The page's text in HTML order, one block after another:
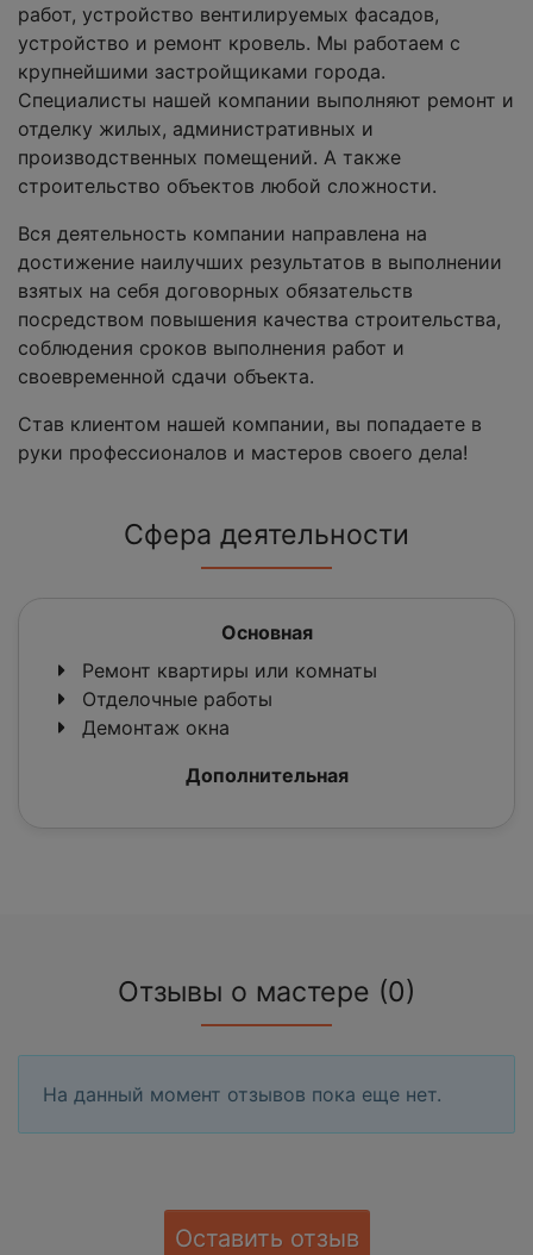
работ, устройство вентилируемых фасадов,
устройство и ремонт кровель. Мы работаем с
крупнейшими застройщиками города.
Специалисты нашей компании выполняют ремонт и
отделку жилых, административных и
производственных помещений. А также
строительство объектов любой сложности.
Вся деятельность компании направлена на
достижение наилучших результатов в выполнении
взятых на себя договорных обязательств
посредством повышения качества строительства,
соблюдения сроков выполнения работ и
своевременной сдачи объекта.
Став клиентом нашей компании, вы попадаете в
руки профессионалов и мастеров своего дела!
Сфера деятельности
Основная
Ремонт квартиры или комнаты
Отделочные работы
Демонтаж окна
Дополнительная
Отзывы о мастере (0)
На данный момент отзывов пока еще нет.
Оставить отзыв